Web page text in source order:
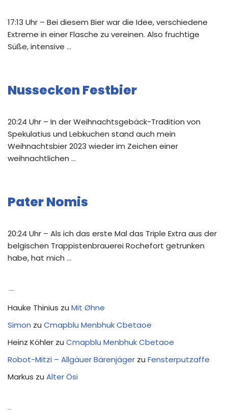
17:13 Uhr – Bei diesem Bier war die Idee, verschiedene
Extreme in einer Flasche zu vereinen. Also fruchtige
Süße, intensive …
Nussecken Festbier
20:24 Uhr – In der Weihnachtsgebäck-Tradition von
Spekulatius und Lebkuchen stand auch mein
Weihnachtsbier 2023 wieder im Zeichen einer
weihnachtlichen …
Pater Nomis
20:24 Uhr – Als ich das erste Mal das Triple Extra aus der
belgischen Trappistenbrauerei Rochefort getrunken
habe, hat mich …
Hauke Thinius zu Mit Øhne
Simon zu Cmapblu Menbhuk Cbetaoe
Heinz Köhler zu Cmapblu Menbhuk Cbetaoe
Robot-Mitzi – Allgäuer Bärenjäger zu Fensterputzaffe
Markus zu Alter Ösi